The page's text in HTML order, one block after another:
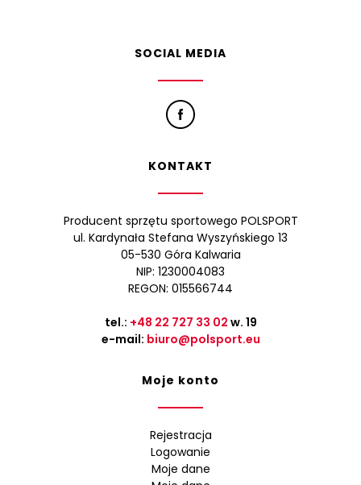
SOCIAL MEDIA
KONTAKT
Producent sprzętu sportowego POLSPORT
ul. Kardynała Stefana Wyszyńskiego 13
05-530 Góra Kalwaria
NIP: 1230004083
REGON: 015566744
tel.: +48 22 727 33 02 w. 19
e-mail: biuro@polsport.eu
Moje konto
Rejestracja
Logowanie
Moje dane